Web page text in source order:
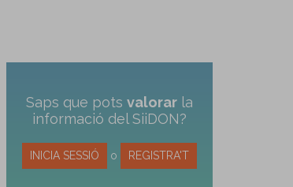
Saps que pots valorarla
informació del SiiDON?
INICIA SESSIÓ o REGISTRA'T